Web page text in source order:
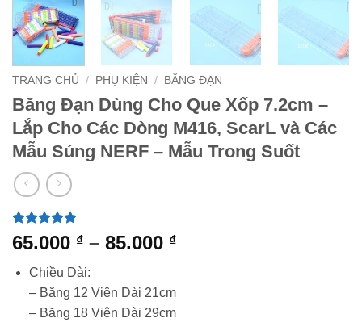
TRANG CHỦ / PHỤ KIỆN / BĂNG ĐẠN
Băng Đạn Dùng Cho Que Xốp 7.2cm –
Lắp Cho Các Dòng M416, ScarL và Các
Mẫu Súng NERF – Mẫu Trong Suốt
5trên 5
dựa trên
1
65.000 ₫ – 85.000 ₫Khoảng
65.000 ₫
đến
Chiều Dài:
– Băng 12 Viên Dài 21cm
– Băng 18 Viên Dài 29cm